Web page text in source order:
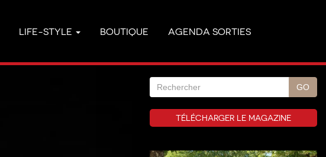
LIFE-STYLE BOUTIQUE AGENDA SORTIES
TÉLÉCHARGER LE MAGAZINE